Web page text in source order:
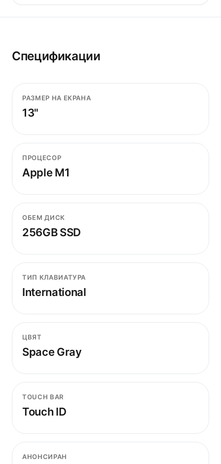
Спецификации
РАЗМЕР НА ЕКРАНА
13"
ПРОЦЕСОР
Apple M1
ОБЕМ ДИСК
256GB SSD
ТИП КЛАВИАТУРА
International
ЦВЯТ
Space Gray
TOUCH BAR
Touch ID
АНОНСИРАН